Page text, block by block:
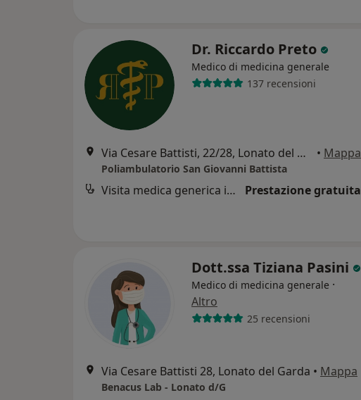
Dr. Riccardo Preto
Medico di medicina generale
137 recensioni
Via Cesare Battisti, 22/28, Lonato del Garda • Mappa
Poliambulatorio San Giovanni Battista
Visita medica generica in CONVENZIONE Prestazione gratuita
Dott.ssa Tiziana Pasini
Medico di medicina generale ·
Altro
25 recensioni
Via Cesare Battisti 28, Lonato del Garda • Mappa
Benacus Lab - Lonato d/G